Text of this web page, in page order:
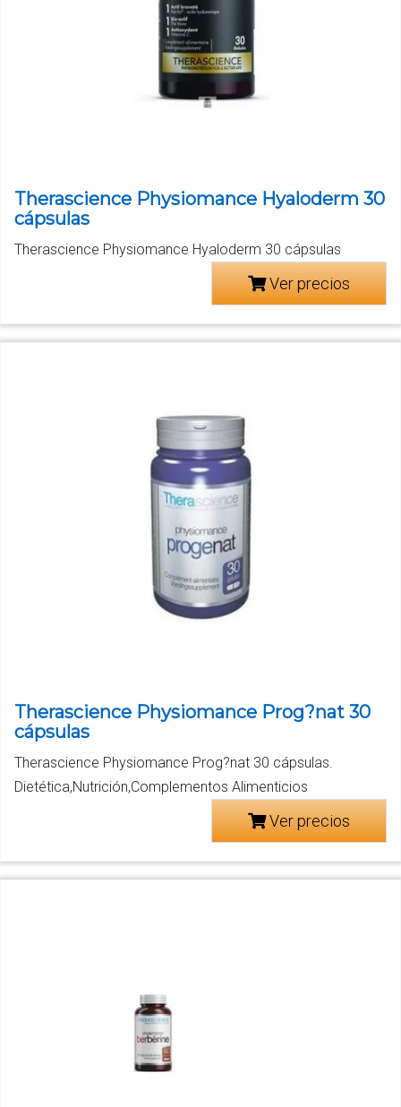
Therascience Physiomance Hyaloderm 30
cápsulas
Therascience Physiomance Hyaloderm 30 cápsulas
Ver precios
Therascience Physiomance Prog?nat 30
cápsulas
Therascience Physiomance Prog?nat 30 cápsulas.
Dietética,Nutrición,Complementos Alimenticios
Ver precios